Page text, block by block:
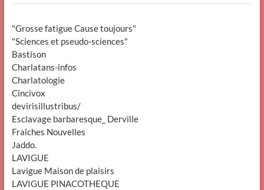
"Grosse fatigue Cause toujours"
"Sciences et pseudo-sciences"
Bastison
Charlatans-infos
Charlatologie
Cincivox
devirisillustribus/
Esclavage barbaresque_ Derville
Fraîches Nouvelles
Jaddo.
LAVIGUE
Lavigue Maison de plaisirs
LAVIGUE PINACOTHEQUE